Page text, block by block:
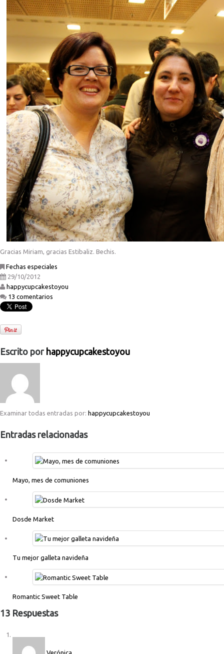
Gracias Miriam, gracias Estibaliz. Bechis.
Fechas especiales
29/10/2012
happycupcakestoyou
13 comentarios
Escrito por happycupcakestoyou
Examinar todas entradas por: happycupcakestoyou
Entradas relacionadas
Mayo, mes de comuniones
Dosde Market
Tu mejor galleta navideña
Romantic Sweet Table
13 Respuestas
Verónica